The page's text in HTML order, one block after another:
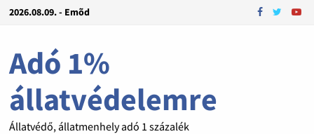
2026.08.09. - Emõd
Adó 1%
állatvédelemre
Állatvédő, állatmenhely adó 1 százalék